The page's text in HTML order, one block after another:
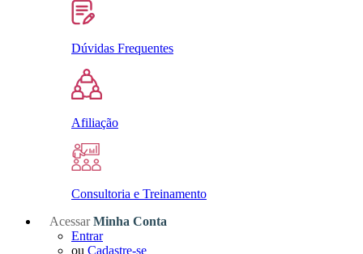
Dúvidas Frequentes
Afiliação
Consultoria e Treinamento
Acessar Minha Conta
Entrar
ou Cadastre-se